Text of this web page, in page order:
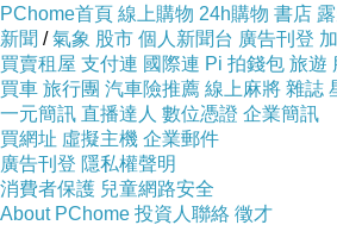
PChome首頁 線上購物 24h購物 書店
新聞 /氣象 股市 個人新聞台 廣告刊登
買賣租屋 支付連 國際連 Pi 拍錢包 旅遊
買車 旅行團 汽車險推薦 線上麻將 雜誌
一元簡訊 直播達人 數位憑證 企業簡訊
買網址 虛擬主機 企業郵件
廣告刊登 隱私權聲明
消費者保護 兒童網路安全
About PChome 投資人聯絡 徵才